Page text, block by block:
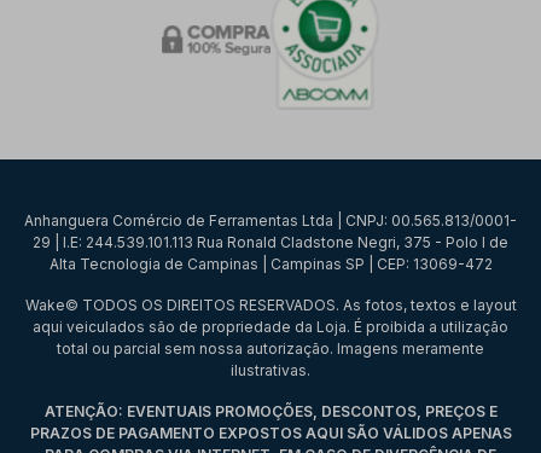
Anhanguera Comércio de Ferramentas Ltda | CNPJ: 00.565.813/0001-
29 | I.E: 244.539.101.113 Rua Ronald Cladstone Negri, 375 - Polo I de
Alta Tecnologia de Campinas | Campinas SP | CEP: 13069-472
Wake© TODOS OS DIREITOS RESERVADOS. As fotos, textos e layout
aqui veiculados são de propriedade da Loja. É proibida a utilização
total ou parcial sem nossa autorização. Imagens meramente
ilustrativas.
ATENÇÃO: EVENTUAIS PROMOÇÕES, DESCONTOS, PREÇOS E
PRAZOS DE PAGAMENTO EXPOSTOS AQUI SÃO VÁLIDOS APENAS